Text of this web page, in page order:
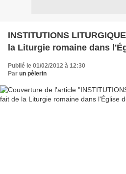
INSTITUTIONS
la Liturgie romaine dans
Publié le 01/02/2012 à 12:30
Par un pèlerin